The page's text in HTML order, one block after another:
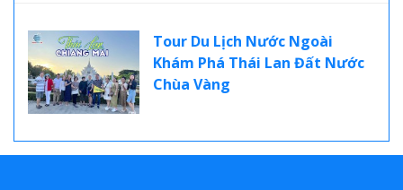
Tour Du Lịch Nước Ngoài
Khám Phá Thái Lan Đất Nước
Chùa Vàng